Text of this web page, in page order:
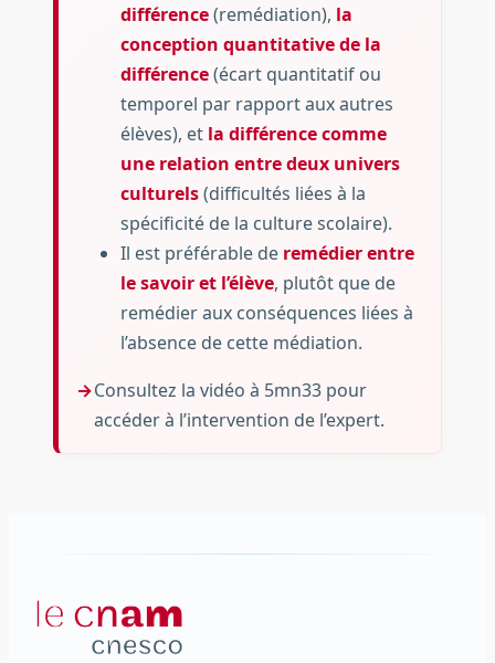
différence(remédiation), la
conception quantitative de la
différence(écart quantitatif ou
temporel par rapport aux autres
élèves), etla différence comme
une relation entre deux univers
culturels(difficultés liées à la
spécificité de la culture scolaire).
Il est préférable de remédier entre
le savoir et l’élève, plutôt que de
remédier aux conséquences liées à
l’absence de cette médiation.
Consultez la vidéo à 5mn33 pour
accéder à l’intervention de l’expert.